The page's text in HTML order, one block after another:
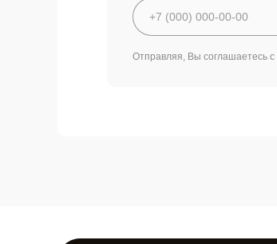
Отправляя, Вы соглашаетесь с